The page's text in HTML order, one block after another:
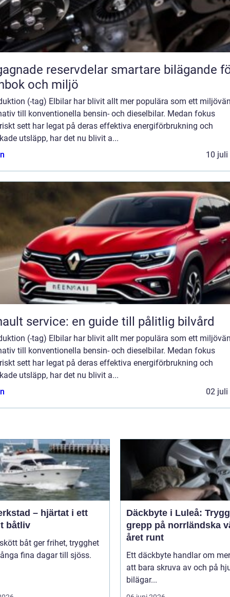
reservdelar smartare bilägande för
och miljö
(-tag) Elbilar har blivit allt mer populära som ett
till konventionella bensin- och dieselbilar. Medan fokus
sett har legat på deras effektiva energiförbrukning och
utsläpp, har det nu blivit a...
10 juli
service: en guide till pålitlig bilvård
(-tag) Elbilar har blivit allt mer populära som ett
till konventionella bensin- och dieselbilar. Medan fokus
sett har legat på deras effektiva energiförbrukning och
utsläpp, har det nu blivit a...
02 juli
– hjärtat i ett
båtliv
båt ger frihet, trygghet
fina dagar till sjöss.
Däckbyte i Luleå:
grepp på norrländska
året runt
Ett däckbyte handlar om
att bara skruva av och på
bilägar...